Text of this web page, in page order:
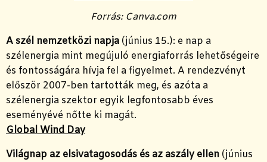
Forrás: Canva.com
A szél nemzetközi napja (június 15.): e nap a
szélenergia mint megújuló energiaforrás lehetőségeire
és fontosságára hívja fel a figyelmet. A rendezvényt
először 2007-ben tartották meg, és azóta a
szélenergia szektor egyik legfontosabb éves
eseményévé nőtte ki magát.
Global Wind Day
Világnap az elsivatagosodás és az aszály ellen (június